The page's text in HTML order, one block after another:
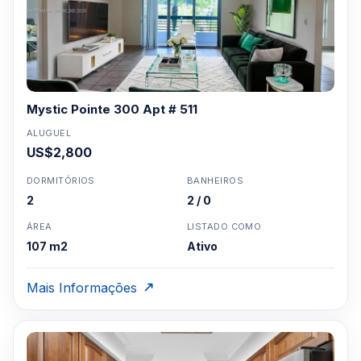
Mystic Pointe 300 Apt # 511
ALUGUEL
US$2,800
DORMITÓRIOS
2
BANHEIROS
2 / 0
ÁREA
107 m2
LISTADO COMO
Ativo
Mais Informações